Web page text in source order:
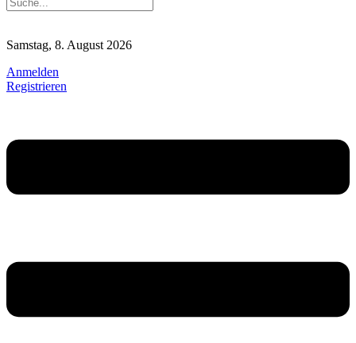
Samstag, 8. August 2026
Anmelden
Registrieren